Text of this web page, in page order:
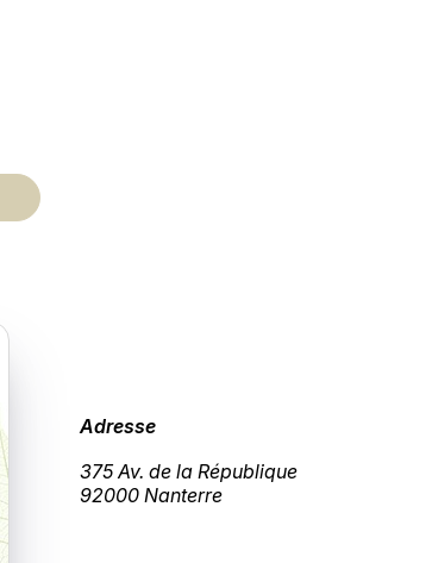
Adresse
375 Av. de la République
92000 Nanterre